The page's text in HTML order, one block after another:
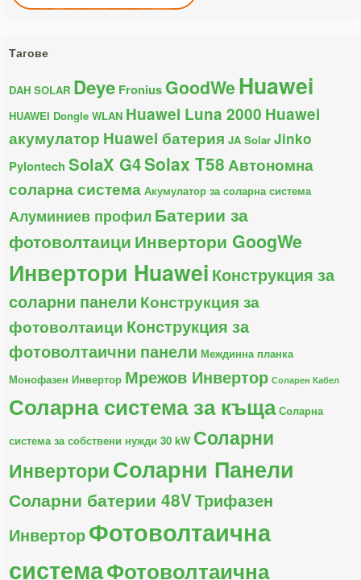
Тагове
DAH SOLAR Deye Fronius GoodWeHuawei
HUAWEI Dongle WLAN Huawei Luna 2000 Huawei
акумулатор Huawei батерия JA Solar Jinko
Pylontech SolaX G4Solax T58 Автономна
соларна система Акумулатор за соларна система
Алуминиев профилБатерии за
фотоволтаици Инвертори GoogWe
Инвертори Huawei Конструкция за
соларни панели Конструкция за
фотоволтаици Конструкция за
фотоволтаични панели Междинна планка
Монофазен Инвертор Мрежов Инвертор Соларен Кабел
Соларна система за къща Соларна
система за собствени нужди 30 kW Соларни
ИнверториСоларни Панели
Соларни батерии 48VТрифазен
ИнверторФотоволтаична
системаФотоволтаична